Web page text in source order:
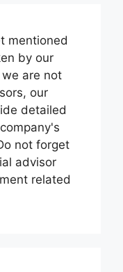
mentioned
by our
are not
our
detailed
not forget
advisor
related